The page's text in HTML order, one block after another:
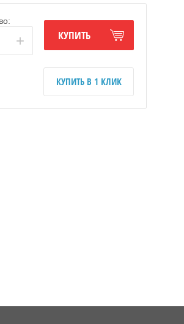
+ КУПИТЬ
КУПИТЬ В 1 КЛИК